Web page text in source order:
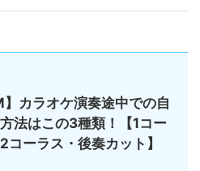
】カラオケ演奏途中での自
法はこの3種類！【1コー
コーラス・後奏カット】